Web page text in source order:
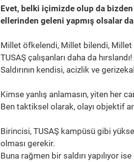
Evet, belki içimizde olup da
ellerinden geleni yapmış olsalar
Millet öfkelendi, Millet bilendi, Millet
TUSAŞ çalışanları daha da hırslandı!
Saldırının kendisi, acizlik ve
Kimse yanlış anlamasın, yiten her
Ben taktiksel olarak, olayı objektif
Birincisi, TUSAŞ kampüsü gibi
olması gerekir.
Buna rağmen bir saldırı yapılıyor